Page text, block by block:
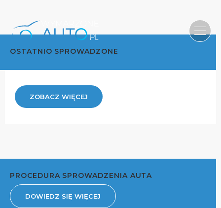
OSTATNIO SPROWADZONE
ZOBACZ WIĘCEJ
PROCEDURA SPROWADZENIA AUTA
DOWIEDZ SIĘ WIĘCEJ